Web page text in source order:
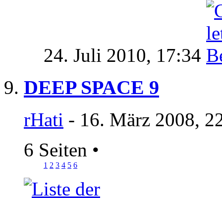
24. Juli 2010, 17:34
DEEP SPACE 9
rHati - 16. März 2008,
6 Seiten •
1 2 3 4 5 6